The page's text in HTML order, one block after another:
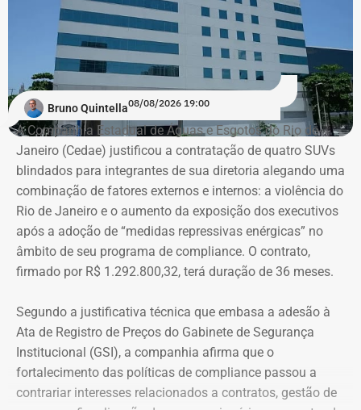
Bruno Quintella08/08/2026 19:00
A Companhia Estadual de Águas e Esgotos do Rio de
Janeiro (Cedae) justificou a contratação de quatro SUVs
blindados para integrantes de sua diretoria alegando uma
combinação de fatores externos e internos: a violência do
Rio de Janeiro e o aumento da exposição dos executivos
após a adoção de “medidas repressivas enérgicas” no
âmbito de seu programa de compliance. O contrato,
firmado por R$ 1.292.800,32, terá duração de 36 meses.
Segundo a justificativa técnica que embasa a adesão à
Ata de Registro de Preços do Gabinete de Segurança
Institucional (GSI), a companhia afirma que o
fortalecimento das políticas de compliance passou a
contrariar interesses relacionados a contratos, gestão de